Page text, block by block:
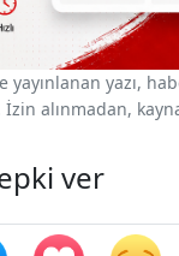
yazı,
İzin alınmadan,
ver